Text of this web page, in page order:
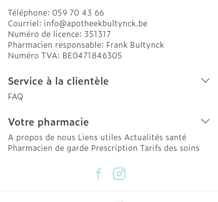
Téléphone: 059 70 43 66
Courriel: info@apotheekbultynck.be
Numéro de licence: 351317
Pharmacien responsable: Frank Bultynck
Numéro TVA: BE0471846305
Service à la clientèle
FAQ
Votre pharmacie
A propos de nous Liens utiles Actualités santé
Pharmacien de garde Prescription Tarifs des soins